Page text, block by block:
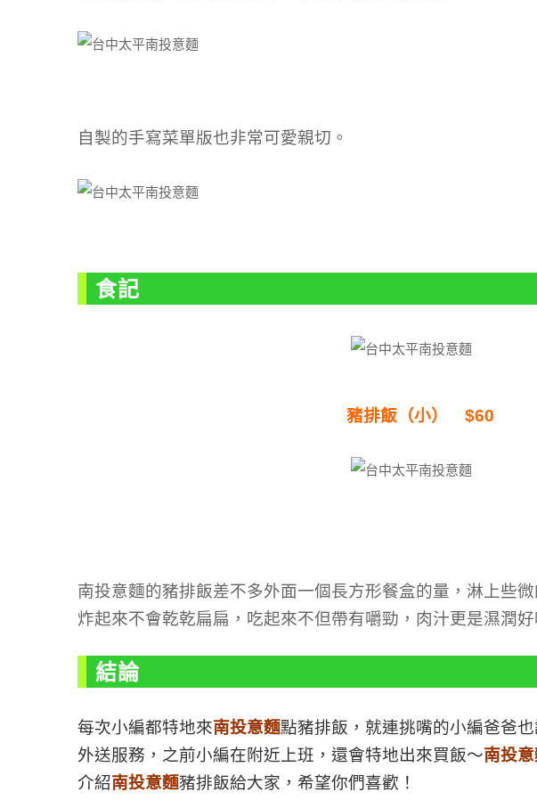
自製的手寫菜單版也非常可愛親切。
食記
豬排飯（小） $60
南投意麵的豬排飯差不多外面一個長方形餐盒的量，淋上些
炸起來不會乾乾扁扁，吃起來不但帶有嚼勁，肉汁更是濕潤好
結論
每次小編都特地來南投意麵點豬排飯，就連挑嘴的小編爸爸
外送服務，之前小編在附近上班，還會特地出來買飯～南投
介紹南投意麵豬排飯給大家，希望你們喜歡！